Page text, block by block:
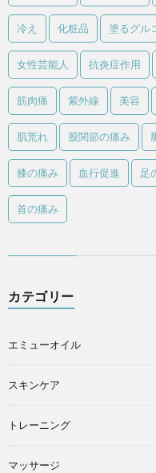
冷え 化粧品 塗るグル
女性芸能人 抗炎症作用
筋肉痛 紫外線 美容
肌荒れ 股関節の痛み
膝の痛み 血行促進 足
首の痛み
カテゴリー
エミューオイル
スキンケア
トレーニング
マッサージ